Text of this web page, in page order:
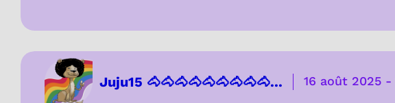
Juju15 🐴🐴🐴🐴🐴🐴🐴🐴🐴... 16 août 2025 -